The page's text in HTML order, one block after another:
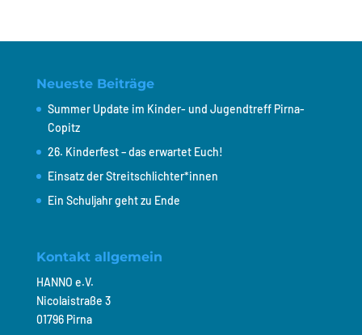
Neueste Beiträge
Summer Update im Kinder- und Jugendtreff Pirna-
Copitz
26. Kinderfest – das erwartet Euch!
Einsatz der Streitschlichter*innen
Ein Schuljahr geht zu Ende
Kontakt allgemein
HANNO e.V.
Nicolaistraße 3
01796 Pirna